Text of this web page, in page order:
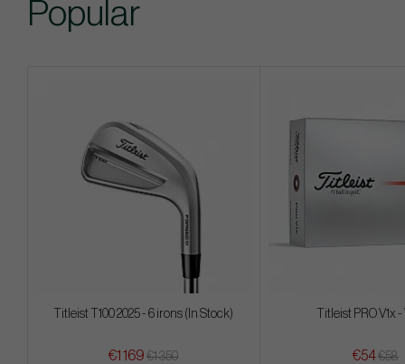
Popular
Titleist T100 2025 - 6 irons (In Stock)
€1 169 €1 350
Titleist PRO V1x
€54€58